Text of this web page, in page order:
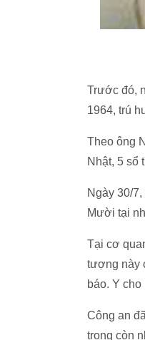
Trước đó,
1964, trú
Theo ông
Nhật, 5 sổ
Ngày 30/
Mười tại
Tại cơ
tượng này
báo. Y
Công an
trong còn